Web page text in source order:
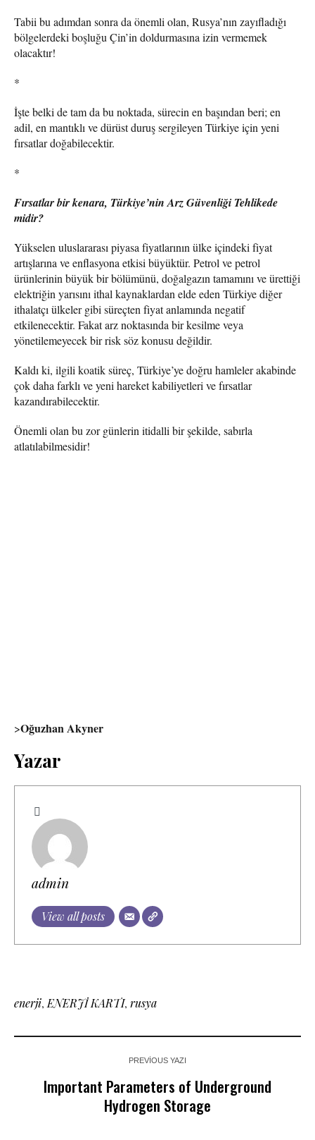
Tabii bu adımdan sonra da önemli olan, Rusya’nın zayıfladığı
bölgelerdeki boşluğu Çin’in doldurmasına izin vermemek
olacaktır!
*
İşte belki de tam da bu noktada, sürecin en başından beri; en
adil, en mantıklı ve dürüst duruş sergileyen Türkiye için yeni
fırsatlar doğabilecektir.
*
Fırsatlar bir kenara, Türkiye’nin Arz Güvenliği Tehlikede
midir?
Yükselen uluslararası piyasa fiyatlarının ülke içindeki fiyat
artışlarına ve enflasyona etkisi büyüktür. Petrol ve petrol
ürünlerinin büyük bir bölümünü, doğalgazın tamamını ve ürettiği
elektriğin yarısını ithal kaynaklardan elde eden Türkiye diğer
ithalatçı ülkeler gibi süreçten fiyat anlamında negatif
etkilenecektir. Fakat arz noktasında bir kesilme veya
yönetilemeyecek bir risk söz konusu değildir.
Kaldı ki, ilgili koatik süreç, Türkiye’ye doğru hamleler akabinde
çok daha farklı ve yeni hareket kabiliyetleri ve fırsatlar
kazandırabilecektir.
Önemli olan bu zor günlerin itidalli bir şekilde, sabırla
atlatılabilmesidir!
>Oğuzhan Akyner
Yazar
admin
View all posts
enerji, ENERJİ KARTI, rusya
PREVIOUS YAZI
Important Parameters of Underground
Hydrogen Storage